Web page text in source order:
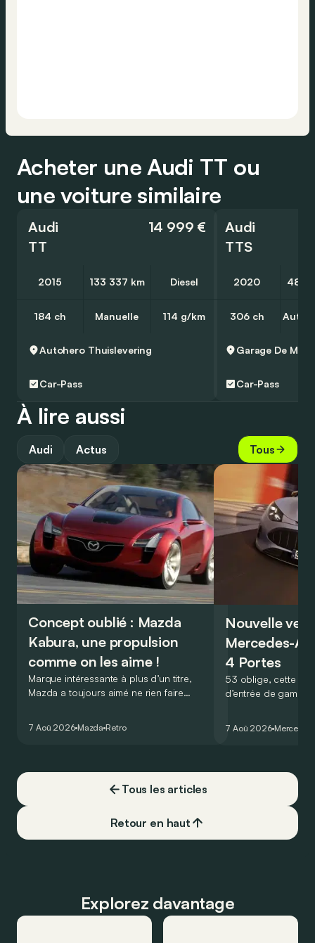
Acheter une Audi TT ou
une voiture similaire
Audi
TT
14 999 €
2015 133 337 km Diesel
184 ch Manuelle 114 g/km
Autohero Thuislevering
Car-Pass
Audi
TTS
2020 48
306 ch
Garage De Mey
Car-Pass
À lire aussi
Audi Actus Tous
Concept oublié : Mazda
Kabura, une propulsion
comme on les aime !
Marque intéressante à plus d’un titre,
Mazda a toujours aimé ne rien faire
de la plus belle des manières…
7 Aoû 2026 Mazda Retro
Nouvelle
Mercedes-
4 Portes
53 oblige, cette
d’entrée de
moins…
7 Aoû 2026 Mercedes
Tous les articles
Retour en haut
Explorez davantage